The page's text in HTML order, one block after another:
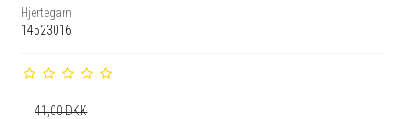
Hjertegarn
14523016
41,00 DKK